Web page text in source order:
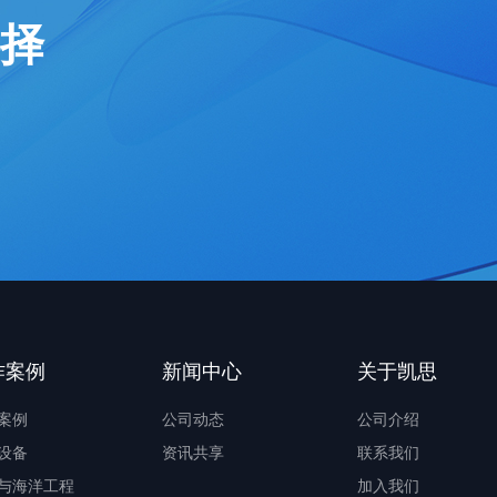
例
例
备
海洋工程
新闻中心
公司动态
资讯共享
关于凯思
公司介绍
联系我们
加入我们